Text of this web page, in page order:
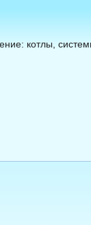
котлы,